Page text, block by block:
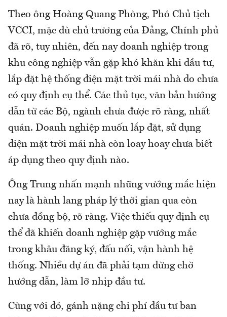
Theo ông Hoàng Quang Phòng, Phó Chủ tịch
VCCI, mặc dù chủ trương của Đảng, Chính phủ
đã rõ, tuy nhiên, đến nay doanh nghiệp trong
khu công nghiệp vẫn gặp khó khăn khi đầu tư,
lắp đặt hệ thống điện mặt trời mái nhà do chưa
có quy định cụ thể. Các thủ tục, văn bản hướng
dẫn từ các Bộ, ngành chưa được rõ ràng, nhất
quán. Doanh nghiệp muốn lắp đặt, sử dụng
điện mặt trời mái nhà còn loay hoay chưa biết
áp dụng theo quy định nào.
Ông Trung nhấn mạnh những vướng mắc hiện
nay là hành lang pháp lý thời gian qua còn
chưa đồng bộ, rõ ràng. Việc thiếu quy định cụ
thể đã khiến doanh nghiệp gặp vướng mắc
trong khâu đăng ký, đấu nối, vận hành hệ
thống. Nhiều dự án đã phải tạm dừng chờ
hướng dẫn, làm lỡ nhịp đầu tư.
Cùng với đó, gánh nặng chi phí đầu tư ban